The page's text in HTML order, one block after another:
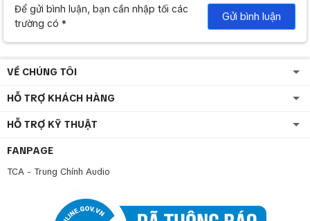
Để gửi bình luận, bạn cần nhập tối các
trường có *
Gửi bình luận
VỀ CHÚNG TÔI
HỖ TRỢ KHÁCH HÀNG
HỖ TRỢ KỸ THUẬT
FANPAGE
TCA - Trung Chính Audio